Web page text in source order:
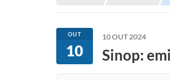
OUT
10
10 OUT 2024
Sinop: